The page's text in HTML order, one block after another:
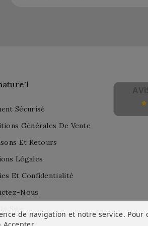
Sécurisé
Générales De Vente
Et Retours
Légales
Et Confidentialité
Nous
Site
de navigation et notre service. Pour